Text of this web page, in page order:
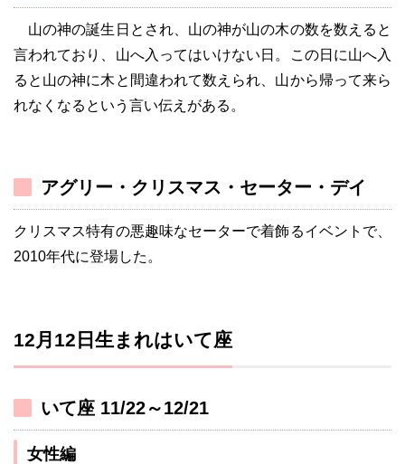
山の神の誕生日とされ、山の神が山の木の数を数えると
言われており、山へ入ってはいけない日。この日に山へ入
ると山の神に木と間違われて数えられ、山から帰って来ら
れなくなるという言い伝えがある。
アグリー・クリスマス・セーター・デイ
クリスマス特有の悪趣味なセーターで着飾るイベントで、
2010年代に登場した。
12月12日生まれはいて座
いて座 11/22～12/21
女性編